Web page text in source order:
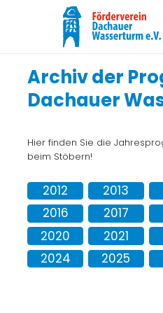
Archiv der
Dachauer
Hier finden Sie die
beim Stöbern!
2012 2013
2016
2017
2020
2021
2024
2025